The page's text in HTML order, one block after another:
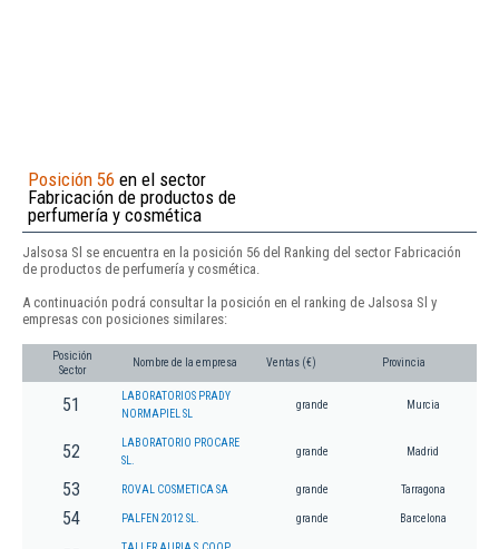
Posición 56 en el sector
Fabricación de productos de
perfumería y cosmética
Jalsosa Sl se encuentra en la posición 56 del Ranking del sector Fabricación
de productos de perfumería y cosmética.
A continuación podrá consultar la posición en el ranking de Jalsosa Sl y
empresas con posiciones similares:
Posición
Sector
Nombre de la empresa Ventas (€) Provincia
51
LABORATORIOS PRADY
NORMAPIEL SL
grande Murcia
52
LABORATORIO PROCARE
SL.
grande Madrid
53 ROVAL COSMETICA SA grande Tarragona
54 PALFEN 2012 SL. grande Barcelona